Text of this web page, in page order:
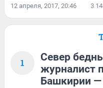
12 апреля, 2017, 20:46 3
1
Север
журналист
Башкирии —